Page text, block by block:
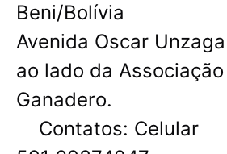
Beni/Bolívia
Avenida Oscar
ao lado da
Ganadero.
Contatos: Celular